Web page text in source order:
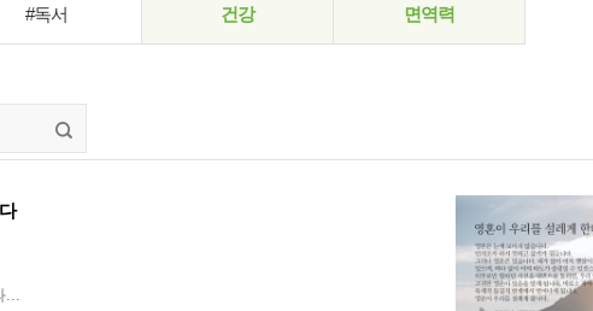
#독서 건강 면역력
...